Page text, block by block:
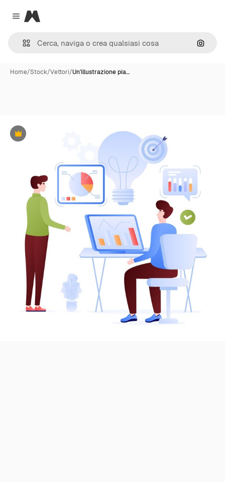
Close menu
Magnific
Cerca
Home/Stock/Vettori/Un'illustrazione pia…
Premium